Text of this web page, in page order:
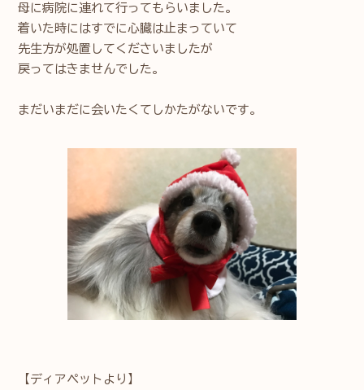
母に病院に連れて行ってもらいました。
着いた時にはすでに心臓は止まっていて
先生方が処置してくださいましたが
戻ってはきませんでした。
まだいまだに会いたくてしかたがないです。
【ディアペットより】